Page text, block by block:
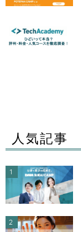
人気記事
1
2